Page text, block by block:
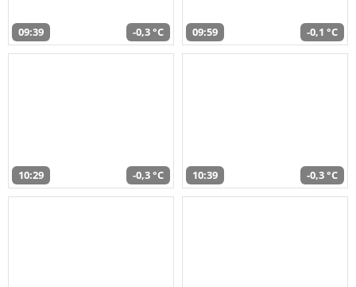
09:39 -0,3 °C 09:59 -0,1 °C
10:29 -0,3 °C 10:39 -0,3 °C